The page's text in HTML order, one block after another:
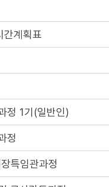
간계획표
정 1기(일반인)
정
특임관과정